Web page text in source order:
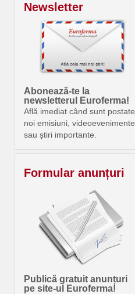
Newsletter
Abonează-te la
newsletterul Euroferma!
Află imediat când sunt postate
noi emisiuni, videoevenimente
sau știri importante.
Formular anunțuri
Publică gratuit anunțuri
pe site-ul Euroferma!